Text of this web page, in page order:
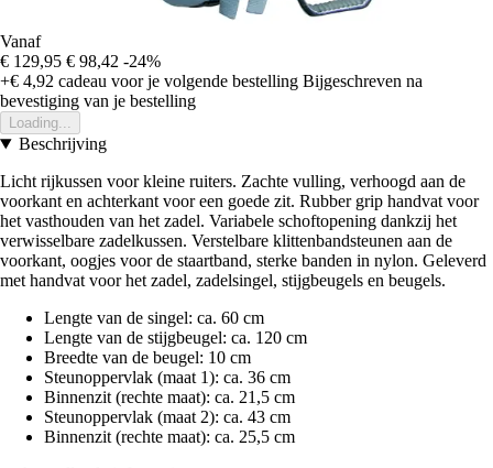
Vanaf
€ 129,95 € 98,42 -24%
+€ 4,92 cadeau voor je volgende bestelling Bijgeschreven na
bevestiging van je bestelling
Loading...
Beschrijving
Licht rijkussen voor kleine ruiters. Zachte vulling, verhoogd aan de
voorkant en achterkant voor een goede zit. Rubber grip handvat voor
het vasthouden van het zadel. Variabele schoftopening dankzij het
verwisselbare zadelkussen. Verstelbare klittenbandsteunen aan de
voorkant, oogjes voor de staartband, sterke banden in nylon. Geleverd
met handvat voor het zadel, zadelsingel, stijgbeugels en beugels.
Lengte van de singel: ca. 60 cm
Lengte van de stijgbeugel: ca. 120 cm
Breedte van de beugel: 10 cm
Steunoppervlak (maat 1): ca. 36 cm
Binnenzit (rechte maat): ca. 21,5 cm
Steunoppervlak (maat 2): ca. 43 cm
Binnenzit (rechte maat): ca. 25,5 cm